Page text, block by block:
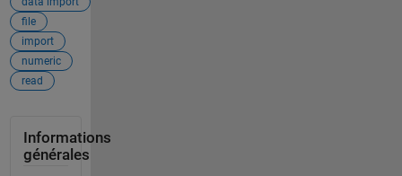
file
import
numeric
read
Informations
générales